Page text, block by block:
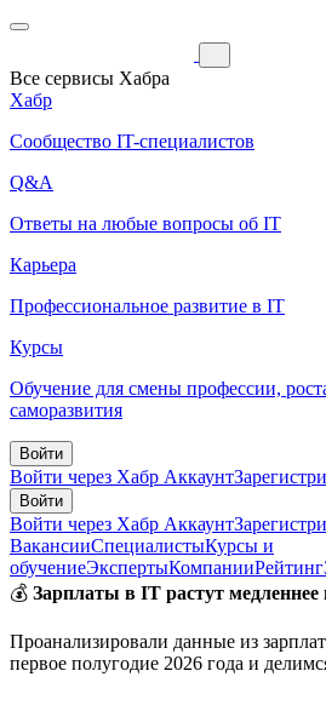
Все сервисы Хабра
Хабр
Сообщество IT-специалистов
Q&A
Ответы на любые вопросы об IT
Карьера
Профессиональное развитие в IT
Курсы
Обучение для смены профессии,
саморазвития
Войти
Войти через Хабр Аккаунт
Войти
Войти через Хабр Аккаунт
ВакансииСпециалистыКурсы и
обучениеЭкспертыКомпанииРейтинг
💰 Зарплаты в IT растут
Проанализировали данные из
первое полугодие 2026 года и